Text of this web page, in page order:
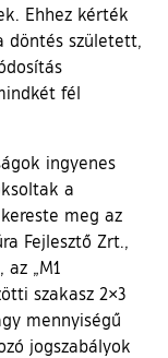
Ehhez kérték
döntés született,
fél
ingyenes
a
meg az
Fejlesztő Zrt.,
„M1
szakasz 2×3
mennyiségű
jogszabályok